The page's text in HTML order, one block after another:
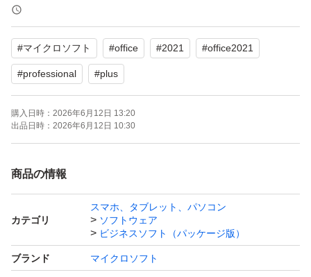
です。
含まれるアプリ：
Word
Excel
PowerPoint
対応OS：Windows 10, Windows 11
#マイクロソフト #office #2021 #office2021
#professional #plus
購入日時： 2026年6月12日 13:20
出品日時： 2026年6月12日 10:30
商品の情報
カテゴリ
スマホ、タブレット、パソコン
ソフトウェア
ビジネスソフト（パッケージ版）
ブランド マイクロソフト